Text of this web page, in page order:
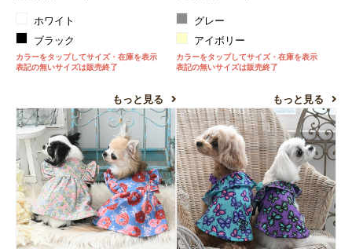
ホワイト
ブラック
カラーをタップしてサイズ・在庫を表示
表記の無いサイズは販売終了
もっと見る
グレー
アイボリー
カラーをタップしてサイズ・在庫を表示
表記の無いサイズは販売終了
もっと見る